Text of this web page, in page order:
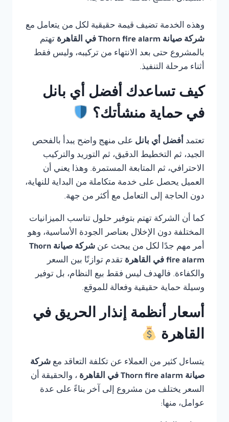
وهذه الخدمة تضيف قيمة حقيقية لكل من يتعامل مع
شركة صيانة Thorn fire alarm في القاهرة
تهتم
بالمشروع حتى بعد الانتهاء من تركيبه، وليس فقط
أثناء مرحلة التنفيذ.
كيف تساعدك أفضل أي بانل
في حماية منشأتك؟
تعتمد أفضل أي بانل على منهج واضح يبدأ بالفحص
الجيد، ثم التخطيط الدقيق، ثم التوريد والتركيب
الاحترافي، ثم المتابعة المستمرة. وهذا يعني أن
العميل يحصل على خدمة متكاملة من البداية للنهاية،
دون الحاجة إلى التعامل مع أكثر من جهة.
كما أن الشركة تهتم بتوفير حلول تناسب الميزانيات
المختلفة دون الإخلال بعناصر الجودة الأساسية، وهو
أمر مهم جدًا لكل من يبحث عن
شركة صيانة Thorn
fire alarm في القاهرة
تقدم توازنًا بين السعر
والكفاءة. فالهدف ليس فقط بيع النظام، بل توفير
وسيلة حماية حقيقية وفعالة للموقع.
أسعار أنظمة إنذار الحريق في
القاهرة
يتساءل كثير من العملاء عن تكلفة التعاقد مع شركة
صيانة Thorn fire alarm في القاهرة
، والحقيقة أن
السعر يختلف من مشروع إلى آخر بناءً على عدة
عوامل، منها: